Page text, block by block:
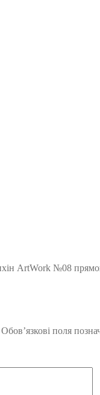
ArtWork №08
Обов’язкові поля